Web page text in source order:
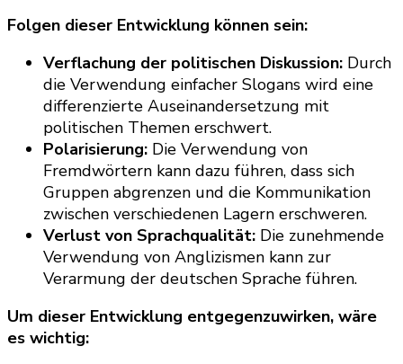
Folgen dieser Entwicklung können sein:
Verflachung der politischen Diskussion: Durch
die Verwendung einfacher Slogans wird eine
differenzierte Auseinandersetzung mit
politischen Themen erschwert.
Polarisierung: Die Verwendung von
Fremdwörtern kann dazu führen, dass sich
Gruppen abgrenzen und die Kommunikation
zwischen verschiedenen Lagern erschweren.
Verlust von Sprachqualität: Die zunehmende
Verwendung von Anglizismen kann zur
Verarmung der deutschen Sprache führen.
Um dieser Entwicklung entgegenzuwirken, wäre
es wichtig: